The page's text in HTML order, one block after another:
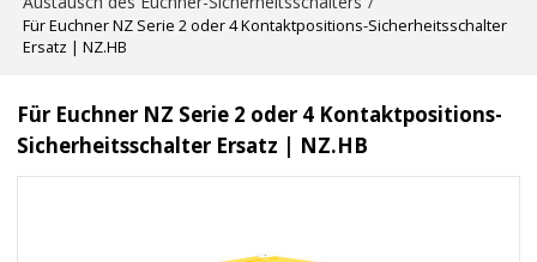
Für Euchner NZ Serie 2 oder 4 Kontaktpositions-Sicherheitsschalter
Ersatz | NZ.HB
Für Euchner NZ Serie 2 oder 4 Kontaktpositions-
Sicherheitsschalter Ersatz | NZ.HB